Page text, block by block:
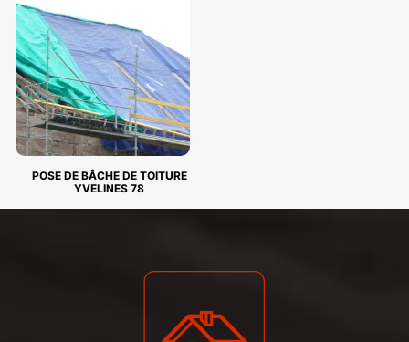
POSE DE BÂCHE DE TOITURE
YVELINES 78